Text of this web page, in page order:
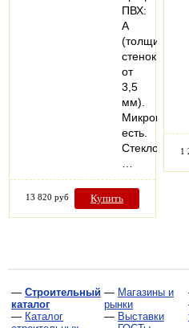
ПВХ:
А
(толщина
стенок
от
3,5
мм).
есть.
13 820 руб Купить
1
— Строительный
каталог
— Каталог
— Магазины и
рынки
— Выставки